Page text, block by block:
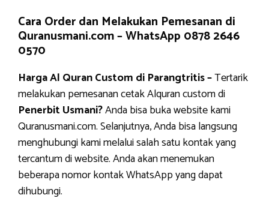
Cara Order dan Melakukan Pemesanan di
Quranusmani.com –WhatsApp 0878 2646
0570
Harga Al Quran Custom di Parangtritis –Tertarik
melakukan pemesanan cetak Alquran custom di
Penerbit Usmani?Anda bisa buka website kami
Quranusmani.com. Selanjutnya, Anda bisa langsung
menghubungi kami melalui salah satu kontak yang
tercantum di website. Anda akan menemukan
beberapa nomor kontak WhatsApp yang dapat
dihubungi.